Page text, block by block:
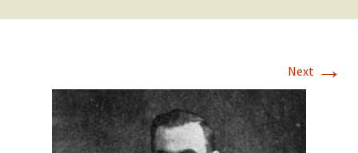
Next →